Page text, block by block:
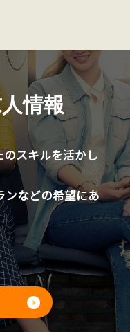
情報
スキルを活かし
ンなどの希望にあ